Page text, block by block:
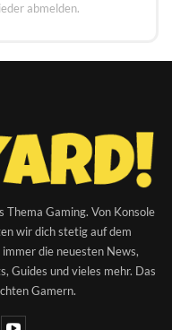
abmelden.
Thema Gaming. Von Konsole
wir dich stetig auf dem
die neuesten News,
Guides und vieles mehr. Das
Gamern.